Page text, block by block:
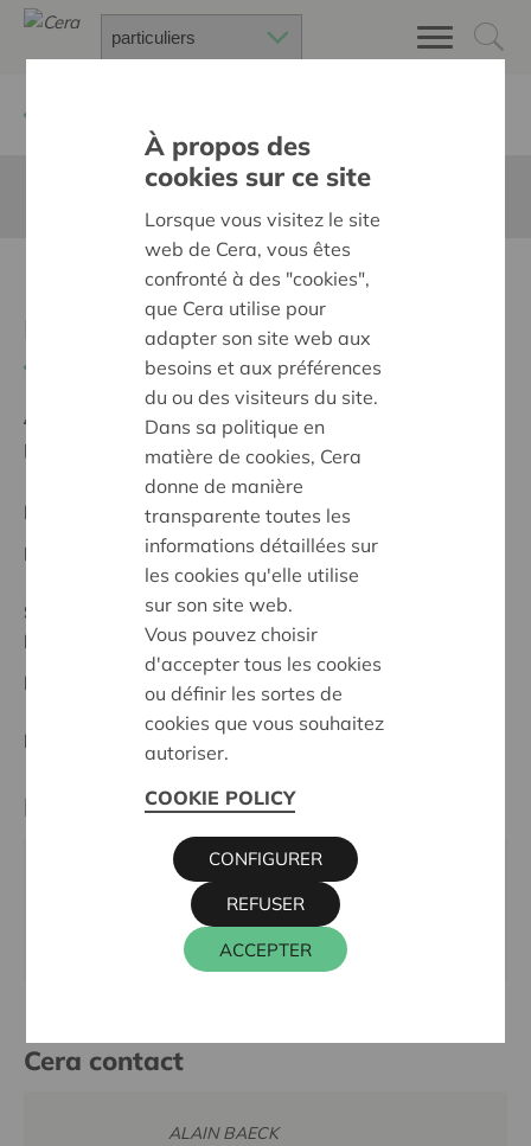
Professionele
muziekinstallatie
Ambition:
Des quartiers chaleureux et bienveillants
pour tous
Projet régional
Date de début:22/05/2024
Statut:
Noordwest-Brabant
Date de décision: 22/05/2024
Décision: Approuvé
Partenaire
JEUGDHUIS DE CARAVAN, DRIESSTRAAT 10, 1982
www.jeugdelewijt.be/
Cera contact
ALAIN BAECK
À propos des
cookies sur ce site
Lorsque vous visitez le site
web de Cera, vous êtes
confronté à des "cookies",
que Cera utilise pour
adapter son site web aux
besoins et aux préférences
du ou des visiteurs du site.
Dans sa politique en
matière de cookies, Cera
donne de manière
transparente toutes les
informations détaillées sur
les cookies qu'elle utilise
sur son site web.
Vous pouvez choisir
d'accepter tous les cookies
ou définir les sortes de
cookies que vous souhaitez
autoriser.
COOKIE POLICY
ACCEPTER
REFUSER
CONFIGURER